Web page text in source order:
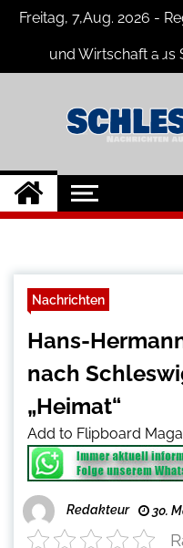
SkipFreitag, 7,Aug. 2026 -
und Wirtschaft aus
Neuigkeiten
Schleswig und
Nachrichten
Hans-
nach
„Heimat“
Add to Flipboard
Redakteur 30.